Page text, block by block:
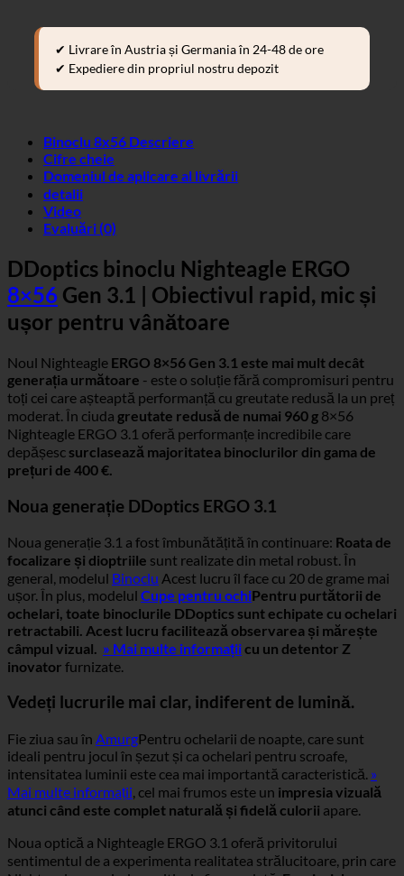
✔ Livrare în Austria și Germania în 24-48 de ore
✔ Expediere din propriul nostru depozit
Binoclu 8x56 Descriere
Cifre cheie
Domeniul de aplicare al livrării
detalii
Video
Evaluări (0)
DDoptics binoclu Nighteagle ERGO
8×56 Gen 3.1 | Obiectivul rapid, mic și
ușor pentru vânătoare
Noul Nighteagle ERGO 8×56 Gen 3.1 este mai mult decât
generația următoare - este o soluție fără compromisuri pentru
toți cei care așteaptă performanță cu greutate redusă la un preț
moderat. În ciuda greutate redusă de numai 960 g 8×56
Nighteagle ERGO 3.1 oferă performanțe incredibile care
depășesc surclasează majoritatea binoclurilor din gama de
prețuri de 400 €.
Noua generație DDoptics ERGO 3.1
Noua generație 3.1 a fost îmbunătățită în continuare: Roata de
focalizare și dioptriile sunt realizate din metal robust. În
general, modelul Binoclu Acest lucru îl face cu 20 de grame mai
ușor. În plus, modelul Cupe pentru ochiPentru purtătorii de
ochelari, toate binoclurile DDoptics sunt echipate cu ochelari
retractabili. Acest lucru facilitează observarea și mărește
câmpul vizual. » Mai multe informațiicu un detentor Z
inovator furnizate.
Vedeți lucrurile mai clar, indiferent de lumină.
Fie ziua sau în AmurgPentru ochelarii de noapte, care sunt
ideali pentru jocul în șezut și ca ochelari pentru scroafe,
intensitatea luminii este cea mai importantă caracteristică. »
Mai multe informații , cel mai frumos este un impresia vizuală
atunci când este complet naturală și fidelă culorii apare.
Noua optică a Nighteagle ERGO 3.1 oferă privitorului
sentimentul de a experimenta realitatea strălucitoare, prin care